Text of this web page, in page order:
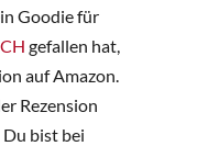
Goodie für
gefallen hat,
auf Amazon.
Rezension
bist bei